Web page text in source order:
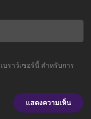
ราว์เซอร์นี้ สำหรับการ